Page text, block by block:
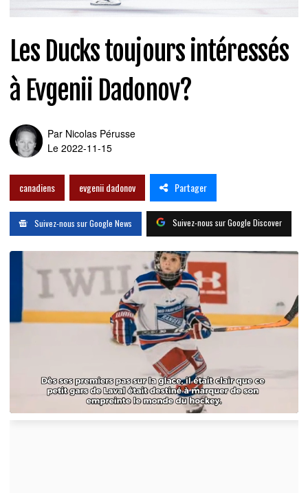
Les Ducks toujours intéressés
à Evgenii Dadonov?
Par Nicolas Pérusse
Le 2022-11-15
canadiens evgenii dadonov Partager
Suivez-nous sur Google News Suivez-nous sur Google Discover